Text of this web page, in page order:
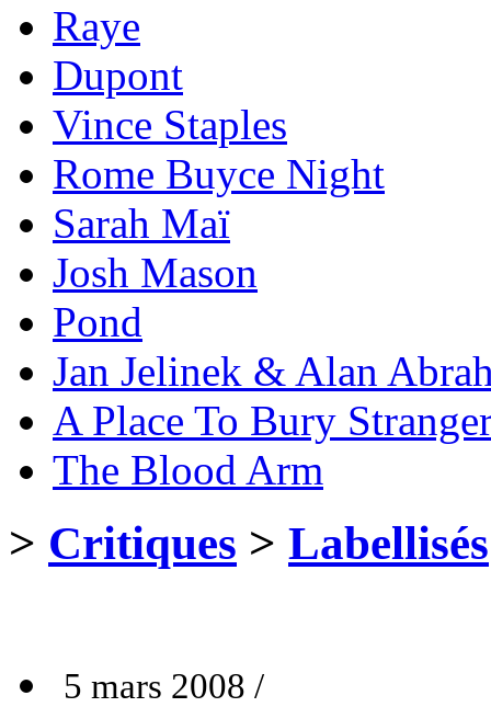
Raye
Dupont
Vince Staples
Rome Buyce Night
Sarah Maï
Josh Mason
Pond
Jan Jelinek & Alan
A Place To Bury
The Blood Arm
> Critiques > Labellisés
5 mars 2008 /